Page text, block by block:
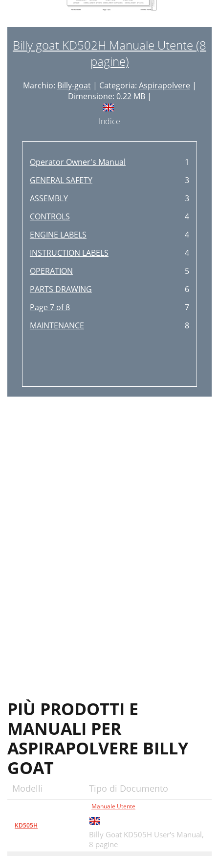
Billy goat KD502H Manuale Utente (8
pagine)
Marchio: Billy-goat| Categoria: Aspirapolvere |
Dimensione: 0.22 MB |
Indice
Operator Owner's Manual
1
GENERAL SAFETY
3
ASSEMBLY
3
CONTROLS
4
ENGINE LABELS
4
INSTRUCTION LABELS
4
OPERATION
5
PARTS DRAWING
6
Page 7 of 8
7
MAINTENANCE
8
PIÙ PRODOTTI E
MANUALI PER
ASPIRAPOLVERE BILLY
GOAT
Modelli Tipo di Documento
KD505H
Manuale Utente
Billy Goat KD505H User's Manual,
8 pagine